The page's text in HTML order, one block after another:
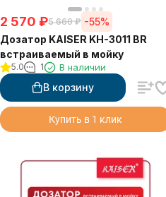
2 570 ₽5 660 ₽ -55%
Дозатор KAISER KH-3011 BR
встраиваемый в мойку
5.0 1 В наличии
В корзину
Купить в 1 клик